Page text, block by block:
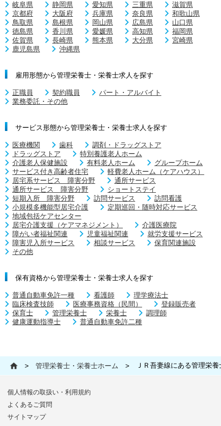
岐阜県
静岡県 愛知県 三重県
滋賀県
京都府
大阪府 兵庫県 奈良県
和歌山県
鳥取県
島根県 岡山県 広島県
山口県
徳島県
香川県 愛媛県 高知県
福岡県
佐賀県
長崎県 熊本県 大分県
宮崎県
鹿児島県
沖縄県
雇用形態から管理栄養士・栄養士求人を探す
正職員 契約職員
パート・アルバイト
業務委託・その他
サービス形態から管理栄養士・栄養士求人を探す
医療機関 歯科
調剤・ドラッグストア
ドラッグストア
特別養護老人ホーム
介護老人保健施設
有料老人ホーム
グループホーム
サービス付き高齢者住宅
軽費老人ホーム（ケアハウス）
居宅系サービス 障害分野
通所サービス
通所サービス 障害分野
ショートステイ
短期入所 障害分野
訪問サービス
訪問看護
小規模多機能型居宅介護
定期巡回・随時対応サービス
地域包括ケアセンター
居宅介護支援（ケアマネジメント）
介護医療院
障がい者福祉関連
児童福祉関連
就労支援サービス
障害児入所サービス
相談サービス
保育関連施設
その他
保有資格から管理栄養士・栄養士求人を探す
普通自動車免許一種 看護師
理学療法士
臨床検査技師
医療事務資格（民間）
登録販売者
保育士
管理栄養士 栄養士
調理師
健康運動指導士
普通自動車免許二種
> 管理栄養士・栄養士ホーム > ＪＲ吾妻線にある管理栄
個人情報の取扱い・利用規約
よくあるご質問
サイトマップ